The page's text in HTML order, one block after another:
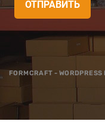
ОТПРАВИТЬ
FORMCRAFT - WORDPRESS